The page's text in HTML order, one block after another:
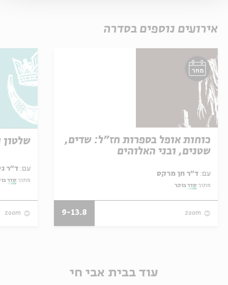
אירועים נוספים בסדרה
מחר
כוחות אופל בספרות חז"ל: שדים,
שטנים, ובני האלוהים
עם:
מתוך:סדר בוקר
zoom
9-13.8
שלטון
עם: ד"ר גילי זיוון
מתוך:סדר
zoom
עוד בבית אבי חי